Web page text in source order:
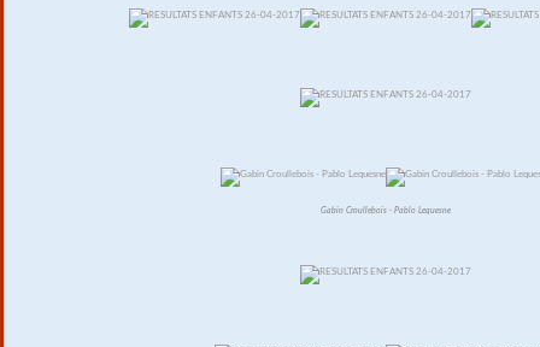
Gabin Croullebois - Pablo Lequesne